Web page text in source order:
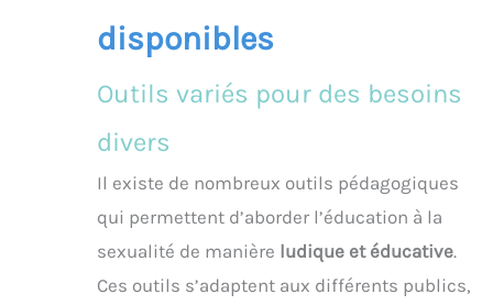
disponibles
Outils variés pour des besoins
divers
Il existe de nombreux outils pédagogiques
qui permettent d’aborder l’éducation à la
sexualité de manière ludique et éducative.
Ces outils s’adaptent aux différents publics,